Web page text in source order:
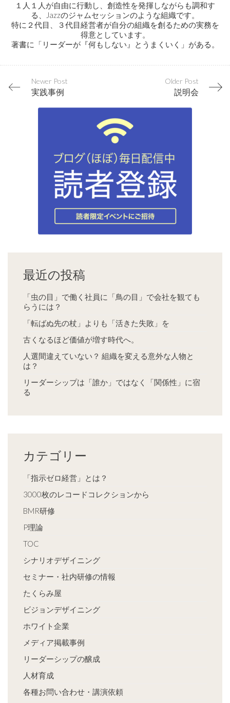
１人１人が自由に行動し、創造性を発揮しながらも調和す
る、Jazzのジャムセッションのような組織です。
特に２代目、３代目経営者が自分の組織を創るための実務を
得意としています。
著書に「リーダーが『何もしない』とうまくいく」がある。
Newer Post
実践事例
Older Post
説明会
最近の投稿
「虫の目」で働く社員に「鳥の目」で会社を観ても
らうには？
「転ばぬ先の杖」よりも「活きた失敗」を
古くなるほど価値が増す時代へ。
人選間違えていない？ 組織を変える意外な人物と
は？
リーダーシップは「誰か」ではなく「関係性」に宿
る
カテゴリー
「指示ゼロ経営」とは？
3000枚のレコードコレクションから
BMR研修
P理論
TOC
シナリオデザイニング
セミナー・社内研修の情報
たくらみ屋
ビジョンデザイニング
ホワイト企業
メディア掲載事例
リーダーシップの醸成
人材育成
各種お問い合わせ・講演依頼